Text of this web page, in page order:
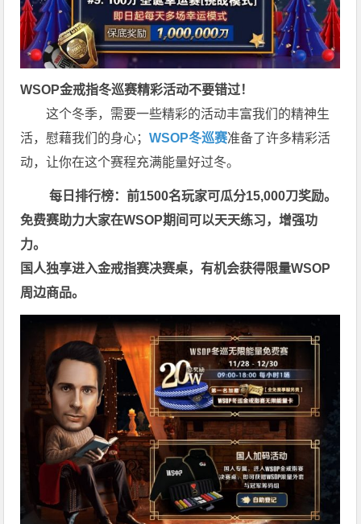
WSOP金戒指冬巡赛精彩活动不要错过！
这个冬季，需要一些精彩的活动丰富我们的精神生
活，慰藉我们的身心；WSOP冬巡赛准备了许多精彩活
动，让你在这个赛程充满能量好过冬。
每日排行榜：前1500名玩家可瓜分15,000刀奖励。
免费赛助力大家在WSOP期间可以天天练习，增强功
力。
国人独享进入金戒指赛决赛桌，有机会获得限量WSOP
周边商品。